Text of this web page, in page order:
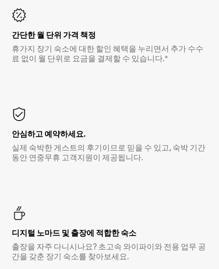
간단한 월 단위 가격 책정
휴가지 장기 숙소에 대한 할인 혜택을 누리면서 추가 수수
료 없이 월 단위로 요금을 결제할 수 있습니다.*
안심하고 예약하세요.
실제 숙박한 게스트의 후기이므로 믿을 수 있고, 숙박 기간
동안 연중무휴 고객지원이 제공됩니다.
디지털 노마드 및 출장에 적합한 숙소
출장을 자주 다니시나요? 초고속 와이파이와 전용 업무 공
간을 갖춘 장기 숙소를 찾아보세요.